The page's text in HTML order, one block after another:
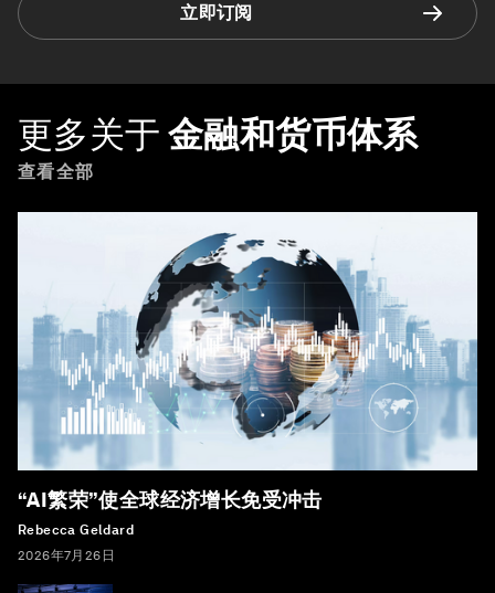
立即订阅
更多关于 金融和货币体系
查看全部
“AI繁荣”使全球经济增长免受冲击
Rebecca Geldard
2026年7月26日